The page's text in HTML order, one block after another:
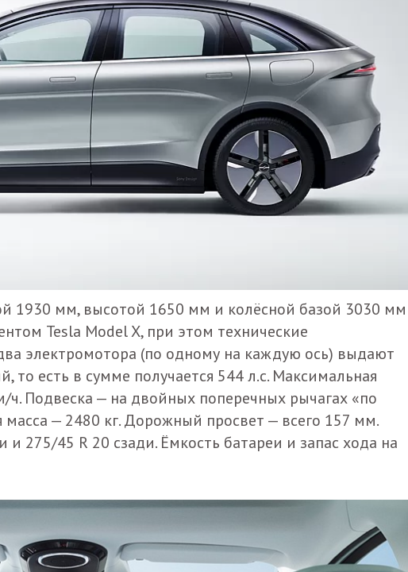
1930 мм, высотой 1650 мм и колёсной базой 3030 мм
Tesla Model X, при этом технические
электромотора (по одному на каждую ось) выдают
то есть в сумме получается 544 л.с. Максимальная
ч. Подвеска — на двойных поперечных рычагах «по
масса — 2480 кг. Дорожный просвет — всего 157 мм.
275/45 R 20 сзади. Ёмкость батареи и запас хода на